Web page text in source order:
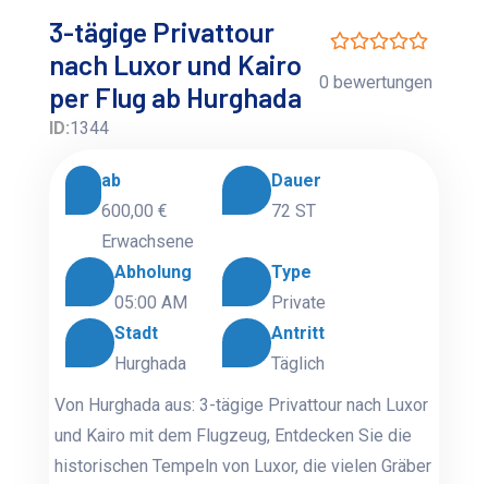
3-tägige Privattour
nach Luxor und Kairo
per Flug ab Hurghada
ID:1344
0 bewertungen
ab
600,00 €
Erwachsene
Dauer
72 ST
Abholung
05:00 AM
Type
Private
Stadt
Hurghada
Antritt
Täglich
Von Hurghada aus: 3-tägige Privattour nach Luxor
und Kairo mit dem Flugzeug, Entdecken Sie die
historischen Tempeln von Luxor, die vielen Gräber